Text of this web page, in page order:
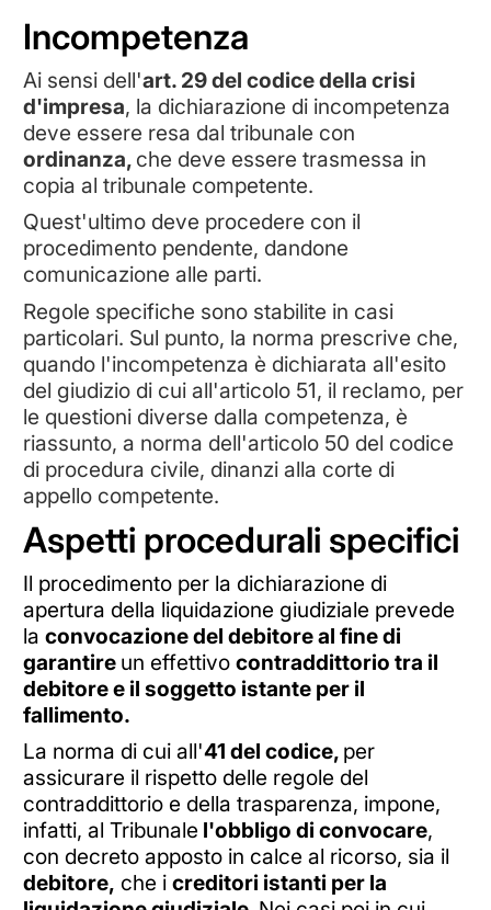
Incompetenza
Ai sensi dell'art. 29 del codice della crisi
d'impresa, la dichiarazione di incompetenza
deve essere resa dal tribunale con
ordinanza, che deve essere trasmessa in
copia al tribunale competente.
Quest'ultimo deve procedere con il
procedimento pendente, dandone
comunicazione alle parti.
Regole specifiche sono stabilite in casi
particolari. Sul punto, la norma prescrive che,
quando l'incompetenza è dichiarata all'esito
del giudizio di cui all'articolo 51, il reclamo, per
le questioni diverse dalla competenza, è
riassunto, a norma dell'articolo 50 del codice
di procedura civile, dinanzi alla corte di
appello competente.
Aspetti procedurali specifici
Il procedimento per la dichiarazione di
apertura della liquidazione giudiziale prevede
la convocazione del debitore al fine di
garantire un effettivo contraddittorio tra il
debitore e il soggetto istante per il
fallimento.
La norma di cui all'41 del codice, per
assicurare il rispetto delle regole del
contraddittorio e della trasparenza, impone,
infatti, al Tribunale l'obbligo di convocare,
con decreto apposto in calce al ricorso, sia il
debitore, che i creditori istanti per la